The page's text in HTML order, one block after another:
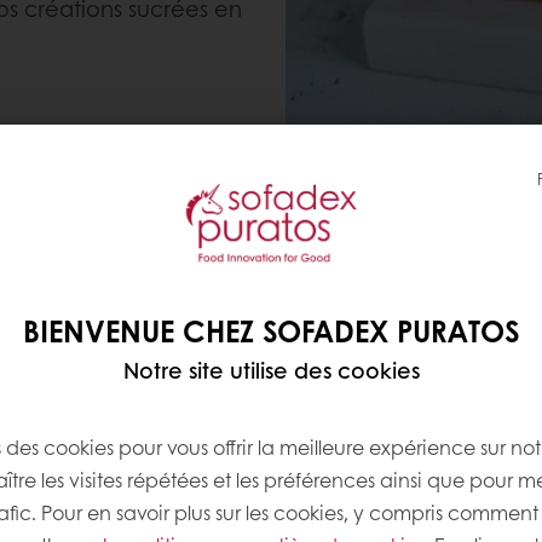
créations sucrées en
GRASSES EN MOINS ET MÊME
plus d'un consommateur sur deux recherche
grasses ou de sucre.
Pourtant, la graisse
non seulement à la
la douceur et l'humidité.
BIENVENUE CHEZ SOFADEX PURATOS
Notre site utilise des cookies
des cookies pour vous offrir la meilleure expérience sur
les visites répétées et les préférences ainsi que pour
Pour en savoir plus sur les cookies, y compris comment